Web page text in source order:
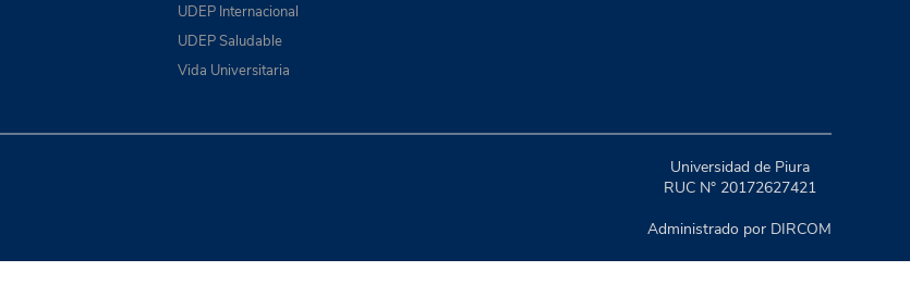
UDEP Internacional
UDEP Saludable
Vida Universitaria
Universidad de Piura
RUC N° 20172627421
Administrado por DIRCOM